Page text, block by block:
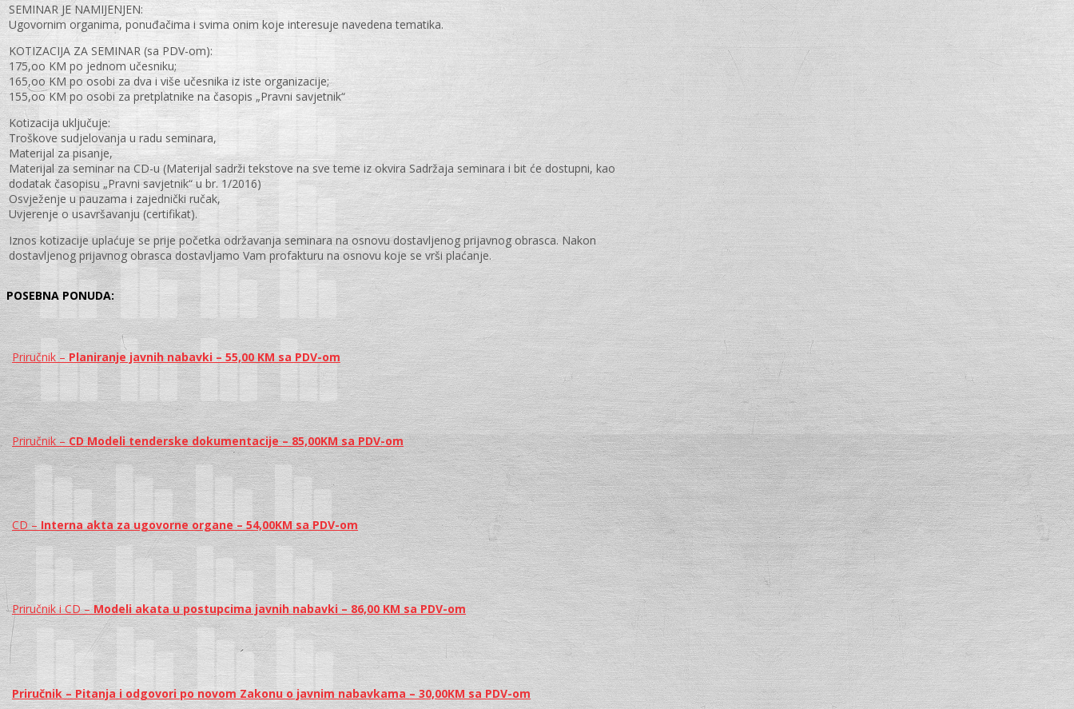
SEMINAR JE NAMIJENJEN:
Ugovornim organima, ponuđačima i svima onim koje interesuje navedena tematika.
KOTIZACIJA ZA SEMINAR (sa PDV-om):
175,oo KM po jednom učesniku;
165,oo KM po osobi za dva i više učesnika iz iste organizacije;
155,oo KM po osobi za pretplatnike na časopis „Pravni savjetnik“
Kotizacija uključuje:
Troškove sudjelovanja u radu seminara,
Materijal za pisanje,
Materijal za seminar na CD-u (Materijal sadrži tekstove na sve teme iz okvira Sadržaja seminara i bit će dostupni, kao
dodatak časopisu „Pravni savjetnik“ u br. 1/2016)
Osvježenje u pauzama i zajednički ručak,
Uvjerenje o usavršavanju (certifikat).
Iznos kotizacije uplaćuje se prije početka održavanja seminara na osnovu dostavljenog prijavnog obrasca. Nakon
dostavljenog prijavnog obrasca dostavljamo Vam profakturu na osnovu koje se vrši plaćanje.
POSEBNA PONUDA:
Priručnik –Planiranje javnih nabavki – 55,00 KM sa PDV-om
Priručnik –CD Modeli tenderske dokumentacije – 85,00KM sa PDV-om
CD –Interna akta za ugovorne organe – 54,00KM sa PDV-om
Priručnik i CD –Modeli akata u postupcima javnih nabavki – 86,00 KM sa PDV-om
Priručnik – Pitanja i odgovori po novom Zakonu o javnim nabavkama – 30,00KM sa PDV-om